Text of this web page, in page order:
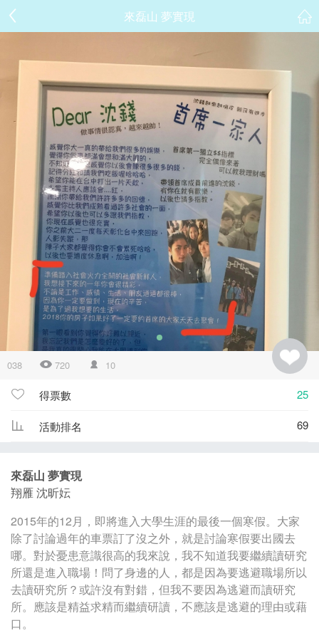
來磊山 夢實現
038 720 10
得票數 25
活動排名 69
來磊山 夢實現
翔雁 沈昕妘
2015年的12月，即將進入大學生涯的最後一個寒假。大家
除了討論過年的車票訂了沒之外，就是討論寒假要出國去
哪。對於憂患意識很高的我來說，我不知道我要繼續讀研究
所還是進入職場！問了身邊的人，都是因為要逃避職場所以
去讀研究所？或許沒有對錯，但我不要因為逃避而讀研究
所。應該是精益求精而繼續研讀，不應該是逃避的理由或藉
口。